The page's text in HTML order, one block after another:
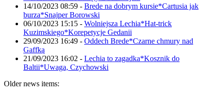
14/10/2023 08:59 - Brede na dobrym kursie*Cartusia jak
burza*Snajper Borowski
06/10/2023 15:15 - Wolniejsza Lechia*Hat-trick
Kuzimskiego*Korepetycje Gedanii
29/09/2023 16:49 - Oddech Brede*Czarne chmury nad
Gaffką
21/09/2023 16:02 - Lechia to zagadka*Kosznik do
Baltii*Uwaga, Czychowski
Older news items: